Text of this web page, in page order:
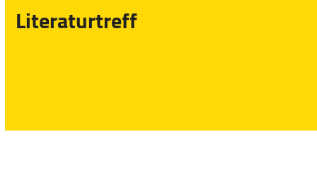
Literaturtreff